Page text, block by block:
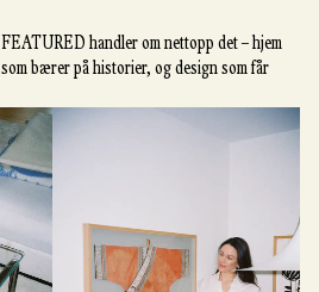
FEATURED handler om nettopp det – hjem
som bærer på historier, og design som får